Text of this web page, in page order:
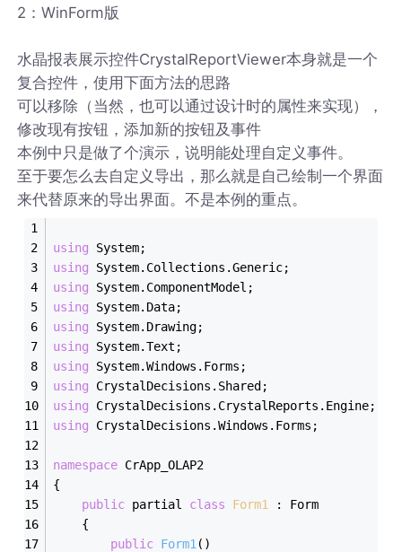
2：WinForm版
水晶报表展示控件CrystalReportViewer本身就是一个
复合控件，使用下面方法的思路
可以移除（当然，也可以通过设计时的属性来实现），
修改现有按钮，添加新的按钮及事件
本例中只是做了个演示，说明能处理自定义事件。
至于要怎么去自定义导出，那么就是自己绘制一个界面
来代替原来的导出界面。不是本例的重点。
using System;
using System.Collections.Generic;
using System.ComponentModel;
using System.Data;
using System.Drawing;
using System.Text;
using System.Windows.Forms;
using CrystalDecisions.Shared;
using CrystalDecisions.CrystalReports.Engine;
using CrystalDecisions.Windows.Forms;
namespace CrApp_OLAP2
{
public partial class Form1 :
Form
    {
public Form1 ()